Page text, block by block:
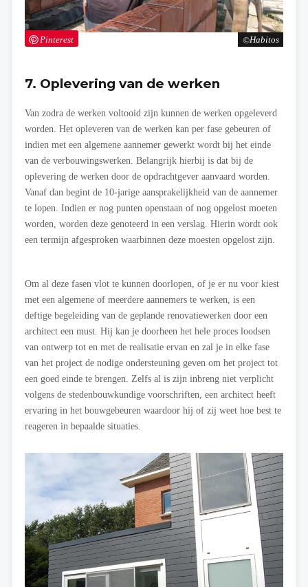
Habitos
Pinterest
7. Oplevering van de werken
Van zodra de werken voltooid zijn kunnen de werken opgeleverd
worden. Het opleveren van de werken kan per fase gebeuren of
indien met een algemene aannemer gewerkt wordt bij het einde
van de verbouwingswerken. Belangrijk hierbij is dat bij de
oplevering de werken door de opdrachtgever aanvaard worden.
Vanaf dan begint de 10-jarige aansprakelijkheid van de aannemer
te lopen. Indien er nog punten openstaan of nog opgelost moeten
worden, worden deze genoteerd in een verslag. Hierin wordt ook
een termijn afgesproken waarbinnen deze moesten opgelost zijn.
Om al deze fasen vlot te kunnen doorlopen, of je er nu voor kiest
met een algemene of meerdere aannemers te werken, is een
deftige begeleiding van de geplande renovatiewerken door een
architect een must. Hij kan je doorheen het hele proces loodsen
van ontwerp tot en met de realisatie ervan en zal je in elke fase
van het project de nodige ondersteuning geven om het project tot
een goed einde te brengen. Zelfs al is zijn inbreng niet verplicht
volgens de stedenbouwkundige voorschriften, een architect heeft
ervaring in het bouwgebeuren waardoor hij of zij weet hoe best te
reageren in bepaalde situaties.